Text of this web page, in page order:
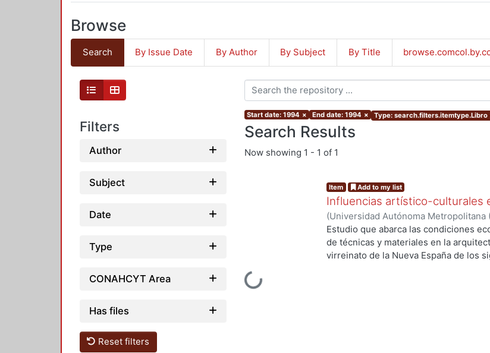
Browse
Search By Issue Date By Author By Subject By Title
Filters
Author
Subject
Date
Type
CONAHCYT Area
Has files
Reset filters
Start date: 1994 × End date: 1994 × Type: search.filters.itemtype.Libro
Search Results
Now showing 1 - 1 of 1
Loading...
Item Add to my list
Influencias artístico-culturales
(Universidad Autónoma Metropolitana
Mangino Tazzer, Alejandro José
Estudio que abarca las condiciones
de técnicas y materiales en la
virreinato de la Nueva España de los